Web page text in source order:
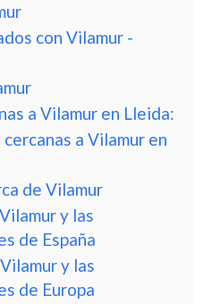
con Vilamur -
a Vilamur en Lleida:
a Vilamur en
de Vilamur
y las
de España
y las
de Europa